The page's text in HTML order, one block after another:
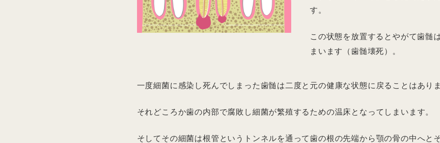
す。
この状態を放置するとやがて歯髄
まいます（歯髄壊死）。
一度細菌に感染し死んでしまった歯髄は二度と元の健康な状態に戻ることはありま
それどころか歯の内部で腐敗し細菌が繁殖するための温床となってしまいます。
そしてその細菌は根管というトンネルを通って歯の根の先端から顎の骨の中へと